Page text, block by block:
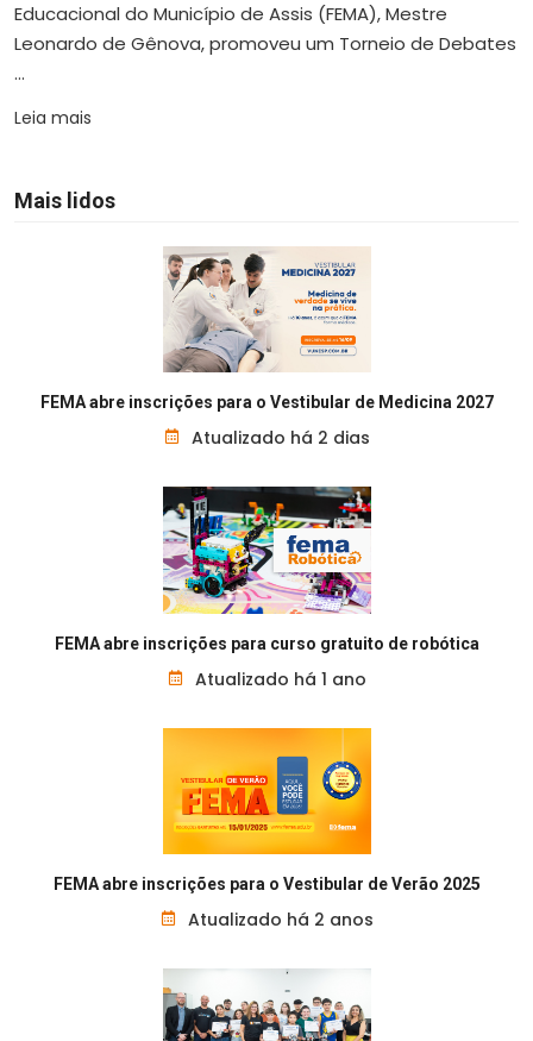
Educacional do Município de Assis (FEMA), Mestre
Leonardo de Gênova, promoveu um Torneio de Debates
...
Leia mais
Mais lidos
FEMA abre inscrições para o Vestibular de Medicina 2027
Atualizado há 2 dias
FEMA abre inscrições para curso gratuito de robótica
Atualizado há 1 ano
FEMA abre inscrições para o Vestibular de Verão 2025
Atualizado há 2 anos